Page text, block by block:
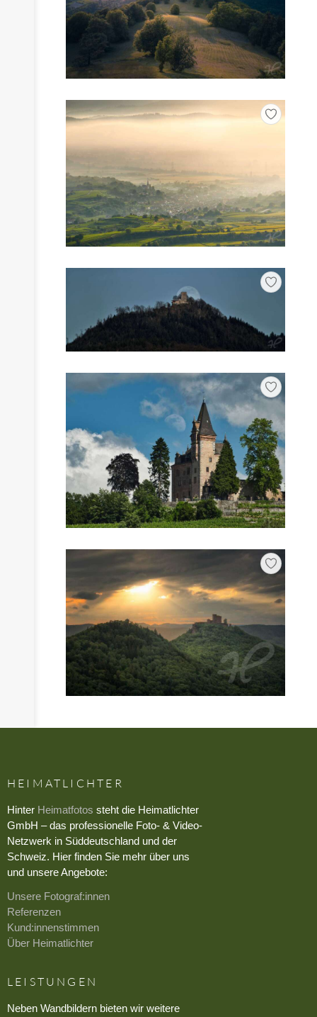
HEIMATLICHTER
Hinter Heimatfotos steht die Heimatlichter
GmbH – das professionelle Foto- & Video-
Netzwerk in Süddeutschland und der
Schweiz. Hier finden Sie mehr über uns
und unsere Angebote:
Unsere Fotograf:innen
Referenzen
Kund:innenstimmen
Über Heimatlichter
LEISTUNGEN
Neben Wandbildern bieten wir weitere